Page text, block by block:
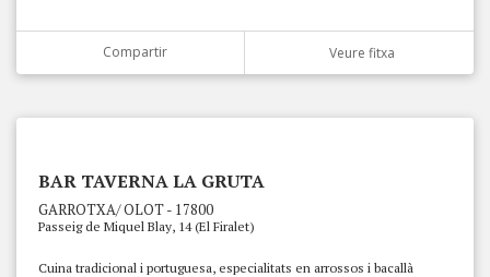
Compartir Veure fitxa
BAR TAVERNA LA GRUTA
GARROTXA/ OLOT - 17800
Passeig de Miquel Blay, 14 (El Firalet)
Cuina tradicional i portuguesa, especialitats en arrossos i bacallà